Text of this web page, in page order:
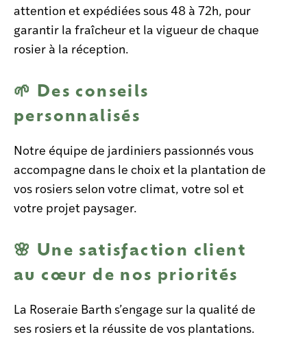
attention et expédiées sous 48 à 72h, pour
garantir la fraîcheur et la vigueur de chaque
rosier à la réception.
🌱 Des conseils
personnalisés
Notre équipe de jardiniers passionnés vous
accompagne dans le choix et la plantation de
vos rosiers selon votre climat, votre sol et
votre projet paysager.
🌸 Une satisfaction client
au cœur de nos priorités
La Roseraie Barth s’engage sur la qualité de
ses rosiers et la réussite de vos plantations.